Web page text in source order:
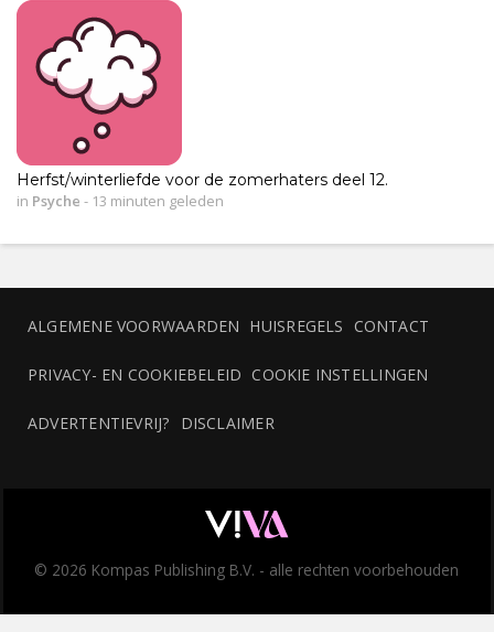
Herfst/winterliefde voor de zomerhaters deel 12.
in Psyche - 13 minuten geleden
ALGEMENE VOORWAARDEN HUISREGELS CONTACT
PRIVACY- EN COOKIEBELEID COOKIE INSTELLINGEN
ADVERTENTIEVRIJ? DISCLAIMER
© 2026 Kompas Publishing B.V. - alle rechten voorbehouden